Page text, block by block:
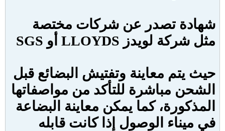
شهادة تصدر عن شركات مختصة
مثل شركة لويدز LLOYDS أو SGS
حيث يتم معاينة وتفتيش البضائع قبل
الشحن مباشرة للتأكد من مواصفاتها
المذكورة، كما يمكن معاينة البضاعة
في ميناء الوصول إذا كانت قابله